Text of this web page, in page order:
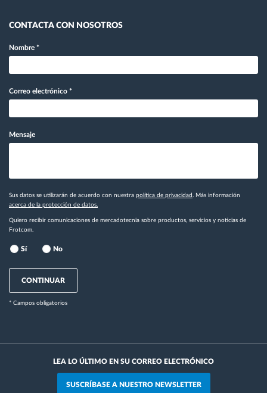
CONTACTA CON NOSOTROS
Nombre *
Correo electrónico *
Mensaje
Sus datos se utilizarán de acuerdo con nuestra política de privacidad
. Más información
acerca de la protección de datos.
Quiero recibir comunicaciones de mercadotecnia sobre productos, servicios y noticias de
Frotcom.
Sí No
CONTINUAR
* Campos obligatorios
LEA LO ÚLTIMO EN SU CORREO ELECTRÓNICO
SUSCRÍBASE A NUESTRO NEWSLETTER